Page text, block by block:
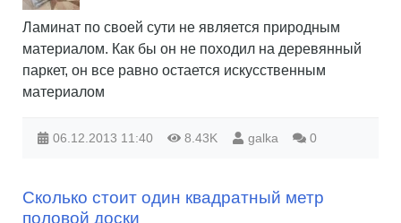
Ламинат по своей сути не является природным
материалом. Как бы он не походил на деревянный
паркет, он все равно остается искусственным
материалом
06.12.2013 11:40 8.43K galka 0
Сколько стоит один квадратный метр
половой доски